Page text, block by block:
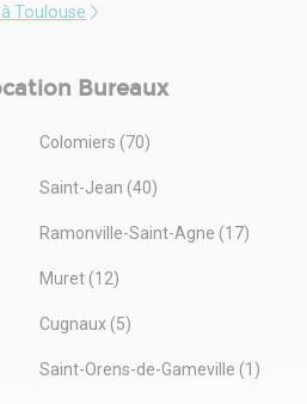
Toulouse
Bureaux
Colomiers (70)
Saint-Jean (40)
Ramonville-Saint-Agne (17)
Muret (12)
Cugnaux (5)
Saint-Orens-de-Gameville (1)